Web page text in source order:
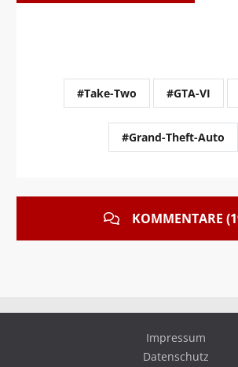
#Take-Two #GTA-VI
#Grand-Theft-Auto
KOMMENTARE
Impressum
Datenschutz